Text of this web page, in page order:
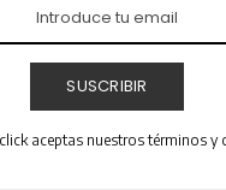
SUSCRIBIR
aceptas nuestros términos y